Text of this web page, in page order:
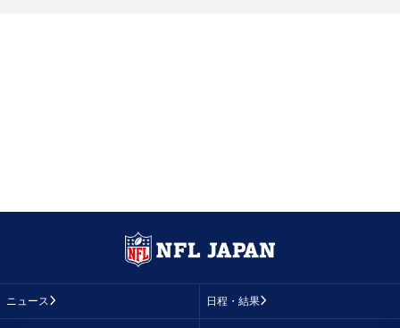
ニュース 日程・結果